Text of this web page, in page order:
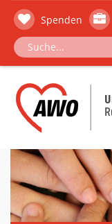
Spenden